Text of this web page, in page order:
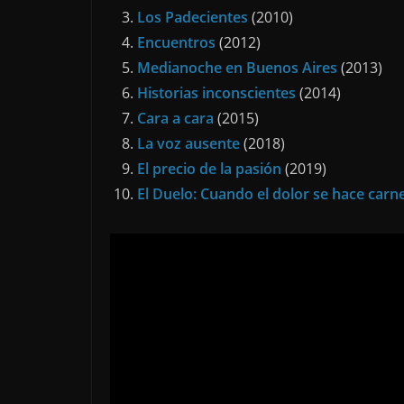
Los Padecientes (2010)
Encuentros (2012)
Medianoche en Buenos Aires (2013)
Historias inconscientes (2014)
Cara a cara (2015)
La voz ausente(2018)
El precio de la pasión (2019)
El Duelo: Cuando el dolor se hace